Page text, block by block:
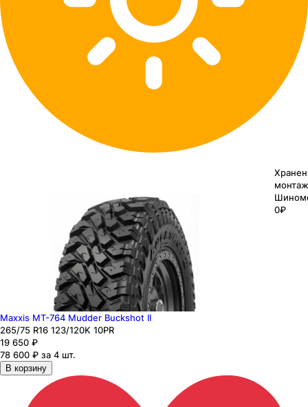
0₽
Maxxis MT-764 Mudder Buckshot II
265/75 R16 123/120K 10PR
19 650 ₽
78 600 ₽ за 4 шт.
В корзину